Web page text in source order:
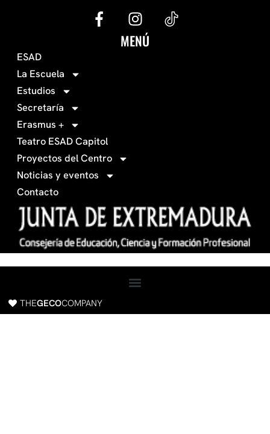
G
e
f
a
c
b
o
o
k
I
n
s
MENÚ
ESAD
La Escuela
Estudios
Secretaría
Erasmus +
Teatro ESAD Capitol
Proyectos del Centro
Noticias y eventos
Contacto
THEGECOCOMPANY